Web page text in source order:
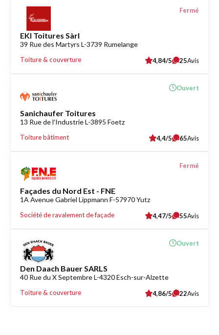
EKI Toitures Sàrl
39 Rue des Martyrs L-3739 Rumelange
Toiture & couverture
Fermé
4,84/5 25Avis
Sanichaufer Toitures
13 Rue de l'Industrie L-3895 Foetz
Toiture bâtiment
Ouvert
4,4/5 65Avis
Façades du Nord Est - FNE
1A Avenue Gabriel Lippmann F-57970 Yutz
Société de ravalement de façade
Fermé
4,47/5 55Avis
Den Daach Bauer SARLS
40 Rue du X Septembre L-4320 Esch-sur-Alzette
Toiture & couverture
Ouvert
4,86/5 22Avis